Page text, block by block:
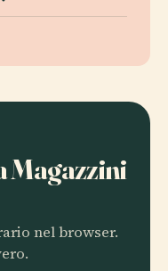
Magazzini
nel browser.